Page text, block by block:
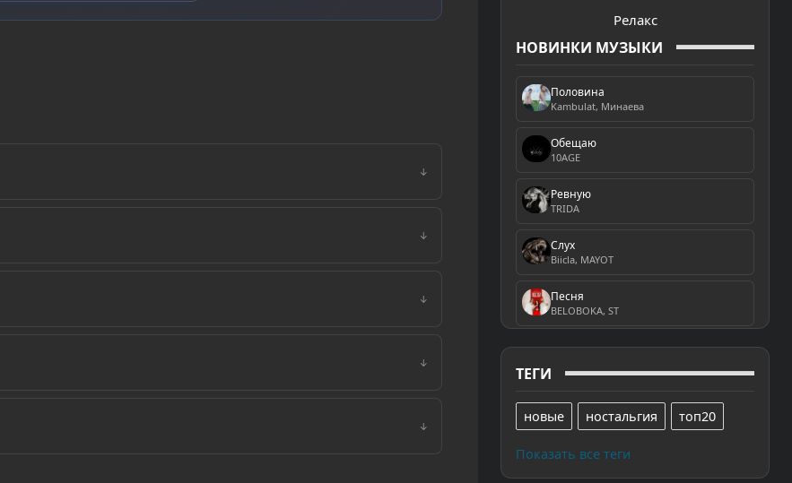
Релакс
НОВИНКИ МУЗЫКИ
Половина
Kambulat, Минаева
Обещаю
10AGE
Ревную
TRIDA
Слух
Biicla, MAYOT
Песня
BELOBOKA, ST
ТЕГИ
новые ностальгия топ20
Показать все теги
↓
↓
↓
↓
↓